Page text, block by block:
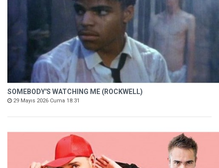
SOMEBODY'S WATCHING ME (ROCKWELL)
29 Mayıs 2026 Cuma 18:31